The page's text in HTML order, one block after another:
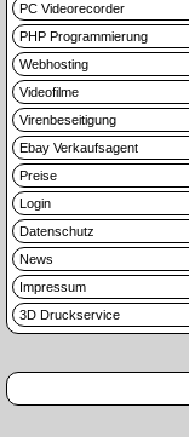
PC Videorecorder
PHP Programmierung
Webhosting
Videofilme
Virenbeseitigung
Ebay Verkaufsagent
Preise
Login
Datenschutz
News
Impressum
3D Druckservice